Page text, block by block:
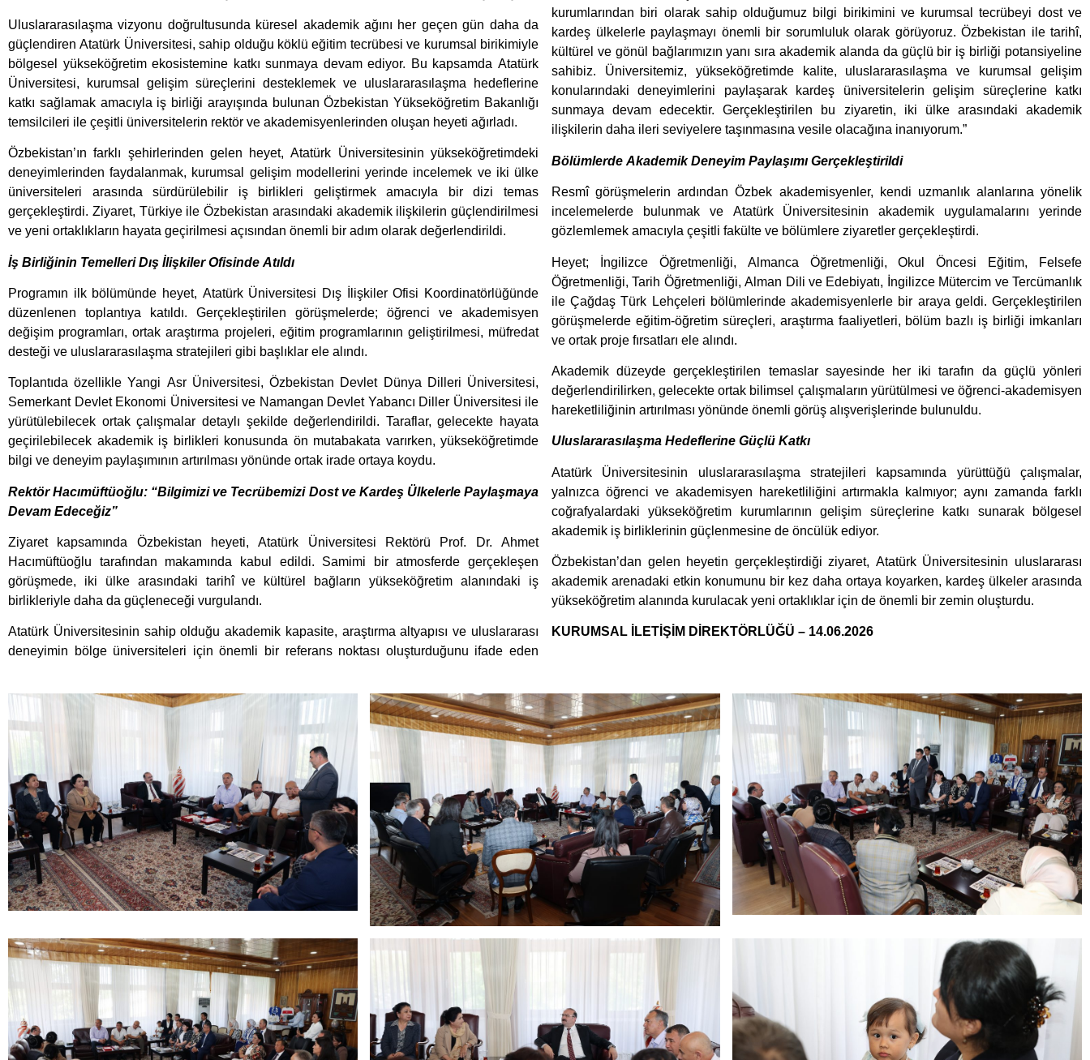
Uluslararasılaşma vizyonu doğrultusunda küresel akademik ağını her geçen gün daha da
güçlendiren Atatürk Üniversitesi, sahip olduğu köklü eğitim tecrübesi ve kurumsal birikimiyle
bölgesel yükseköğretim ekosistemine katkı sunmaya devam ediyor. Bu kapsamda Atatürk
Üniversitesi, kurumsal gelişim süreçlerini desteklemek ve uluslararasılaşma hedeflerine
katkı sağlamak amacıyla iş birliği arayışında bulunan Özbekistan Yükseköğretim Bakanlığı
temsilcileri ile çeşitli üniversitelerin rektör ve akademisyenlerinden oluşan heyeti ağırladı.
Özbekistan’ın farklı şehirlerinden gelen heyet, Atatürk Üniversitesinin yükseköğretimdeki
deneyimlerinden faydalanmak, kurumsal gelişim modellerini yerinde incelemek ve iki ülke
üniversiteleri arasında sürdürülebilir iş birlikleri geliştirmek amacıyla bir dizi temas
gerçekleştirdi. Ziyaret, Türkiye ile Özbekistan arasındaki akademik ilişkilerin güçlendirilmesi
ve yeni ortaklıkların hayata geçirilmesi açısından önemli bir adım olarak değerlendirildi.
İş Birliğinin Temelleri Dış İlişkiler Ofisinde Atıldı
Programın ilk bölümünde heyet, Atatürk Üniversitesi Dış İlişkiler Ofisi Koordinatörlüğünde
düzenlenen toplantıya katıldı. Gerçekleştirilen görüşmelerde; öğrenci ve akademisyen
değişim programları, ortak araştırma projeleri, eğitim programlarının geliştirilmesi, müfredat
desteği ve uluslararasılaşma stratejileri gibi başlıklar ele alındı.
Toplantıda özellikle Yangi Asr Üniversitesi, Özbekistan Devlet Dünya Dilleri Üniversitesi,
Semerkant Devlet Ekonomi Üniversitesi ve Namangan Devlet Yabancı Diller Üniversitesi ile
yürütülebilecek ortak çalışmalar detaylı şekilde değerlendirildi. Taraflar, gelecekte hayata
geçirilebilecek akademik iş birlikleri konusunda ön mutabakata varırken, yükseköğretimde
bilgi ve deneyim paylaşımının artırılması yönünde ortak irade ortaya koydu.
Rektör Hacımüftüoğlu: “Bilgimizi ve Tecrübemizi Dost ve Kardeş Ülkelerle Paylaşmaya
Devam Edeceğiz”
Ziyaret kapsamında Özbekistan heyeti, Atatürk Üniversitesi Rektörü Prof. Dr. Ahmet
Hacımüftüoğlu tarafından makamında kabul edildi. Samimi bir atmosferde gerçekleşen
görüşmede, iki ülke arasındaki tarihî ve kültürel bağların yükseköğretim alanındaki iş
birlikleriyle daha da güçleneceği vurgulandı.
Atatürk Üniversitesinin sahip olduğu akademik kapasite, araştırma altyapısı ve uluslararası
deneyimin bölge üniversiteleri için önemli bir referans noktası oluşturduğunu ifade eden
kurumlarından biri olarak sahip olduğumuz bilgi birikimini ve kurumsal tecrübeyi dost ve
kardeş ülkelerle paylaşmayı önemli bir sorumluluk olarak görüyoruz. Özbekistan ile tarihî,
kültürel ve gönül bağlarımızın yanı sıra akademik alanda da güçlü bir iş birliği potansiyeline
sahibiz. Üniversitemiz, yükseköğretimde kalite, uluslararasılaşma ve kurumsal gelişim
konularındaki deneyimlerini paylaşarak kardeş üniversitelerin gelişim süreçlerine katkı
sunmaya devam edecektir. Gerçekleştirilen bu ziyaretin, iki ülke arasındaki akademik
ilişkilerin daha ileri seviyelere taşınmasına vesile olacağına inanıyorum.”
Bölümlerde Akademik Deneyim Paylaşımı Gerçekleştirildi
Resmî görüşmelerin ardından Özbek akademisyenler, kendi uzmanlık alanlarına yönelik
incelemelerde bulunmak ve Atatürk Üniversitesinin akademik uygulamalarını yerinde
gözlemlemek amacıyla çeşitli fakülte ve bölümlere ziyaretler gerçekleştirdi.
Heyet; İngilizce Öğretmenliği, Almanca Öğretmenliği, Okul Öncesi Eğitim, Felsefe
Öğretmenliği, Tarih Öğretmenliği, Alman Dili ve Edebiyatı, İngilizce Mütercim ve Tercümanlık
ile Çağdaş Türk Lehçeleri bölümlerinde akademisyenlerle bir araya geldi. Gerçekleştirilen
görüşmelerde eğitim-öğretim süreçleri, araştırma faaliyetleri, bölüm bazlı iş birliği imkanları
ve ortak proje fırsatları ele alındı.
Akademik düzeyde gerçekleştirilen temaslar sayesinde her iki tarafın da güçlü yönleri
değerlendirilirken, gelecekte ortak bilimsel çalışmaların yürütülmesi ve öğrenci-akademisyen
hareketliliğinin artırılması yönünde önemli görüş alışverişlerinde bulunuldu.
Uluslararasılaşma Hedeflerine Güçlü Katkı
Atatürk Üniversitesinin uluslararasılaşma stratejileri kapsamında yürüttüğü çalışmalar,
yalnızca öğrenci ve akademisyen hareketliliğini artırmakla kalmıyor; aynı zamanda farklı
coğrafyalardaki yükseköğretim kurumlarının gelişim süreçlerine katkı sunarak bölgesel
akademik iş birliklerinin güçlenmesine de öncülük ediyor.
Özbekistan’dan gelen heyetin gerçekleştirdiği ziyaret, Atatürk Üniversitesinin uluslararası
akademik arenadaki etkin konumunu bir kez daha ortaya koyarken, kardeş ülkeler arasında
yükseköğretim alanında kurulacak yeni ortaklıklar için de önemli bir zemin oluşturdu.
KURUMSAL İLETİŞİM DİREKTÖRLÜĞÜ – 14.06.2026